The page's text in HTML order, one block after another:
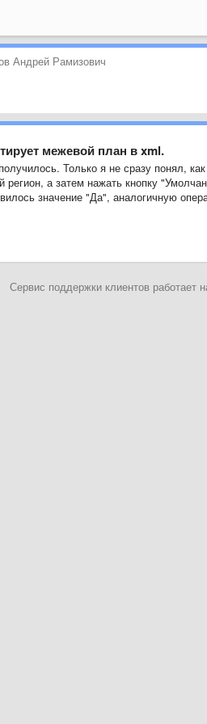
Андрей Рамизович
межевой план в xml.
Только я не сразу понял,
регион, а затем нажать кнопку
значение "Да", аналогичную
Сервис поддержки клиентов работает